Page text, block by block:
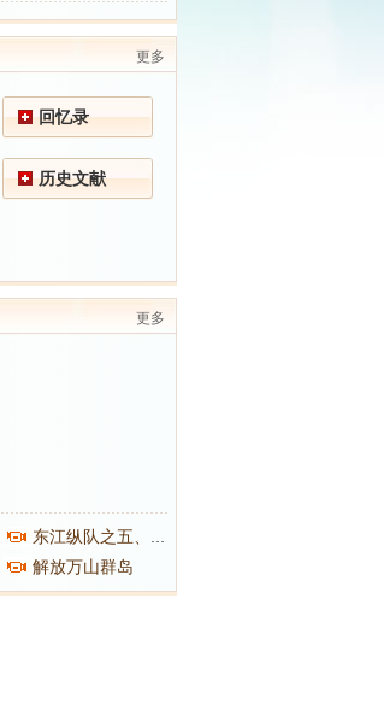
更多
回忆录
历史文献
更多
东江纵队之五、之六
解放万山群岛